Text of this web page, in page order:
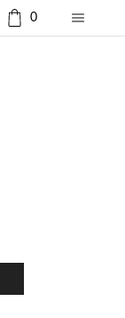
0